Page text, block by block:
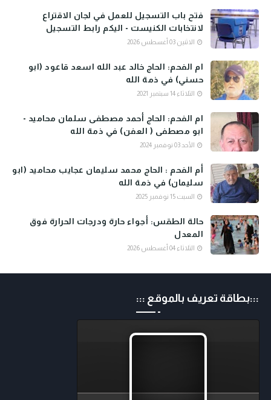
فتح باب التسجيل للعمل في لجان الاقتراع
لانتخابات الكنيست - اليكم رابط التسجيل
الاثنين 03 أغسطس 2026
ام الفحم: الحاج خالد عبد الله اسعد قاعود (ابو
حسني) في ذمة الله
الثلاثاء 14 سبتمبر 2021
ام الفحم: الحاج أحمد مصطفى سلمان محاميد -
ابو مصطفى ( العفن) في ذمة الله
الأحد 03 نوفمبر 2024
أم الفحم : الحاج محمد سليمان عجايب محاميد (ابو
سليمان) في ذمة الله
السبت 15 نوفمبر 2025
حالة الطقس: أجواء حارة ودرجات الحرارة فوق
المعدل
الثلاثاء 04 أغسطس 2026
:::بطاقة تعريف بالموقع :::